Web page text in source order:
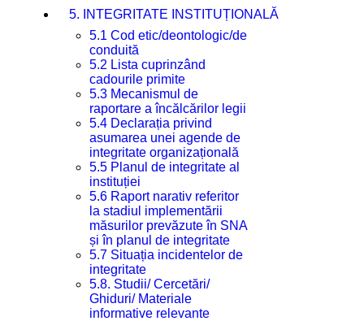
5. INTEGRITATE INSTITUȚIONALĂ
5.1 Cod etic/deontologic/de
conduită
5.2 Lista cuprinzând
cadourile primite
5.3 Mecanismul de
raportare a încălcărilor legii
5.4 Declarația privind
asumarea unei agende de
integritate organizațională
5.5 Planul de integritate al
instituției
5.6 Raport narativ referitor
la stadiul implementării
măsurilor prevăzute în SNA
și în planul de integritate
5.7 Situația incidentelor de
integritate
5.8. Studii/ Cercetări/
Ghiduri/ Materiale
informative relevante